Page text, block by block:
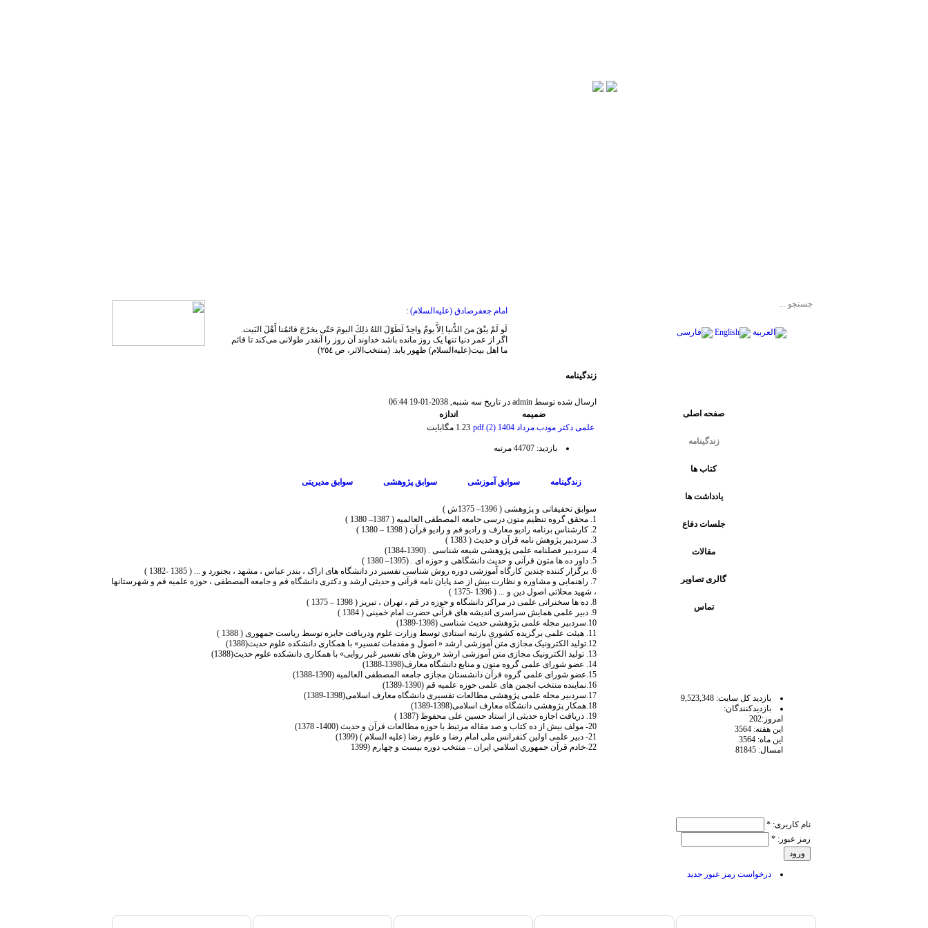
امام جعفرصادق (علیه‌السلام) :
لَو لَمْ یبْقَ منَ الدُّنیا اِلاَّ یومٌ واحِدٌ لَطَوّلَ اللهُ ذلِكَ الیومَ حَتّی یخرُجَ قائمُنا أَهْلَ البَیت.
اگر از عمر دنیا تنها یک روز مانده باشد خداوند آن روز را آنقدر طولانی می‌کند تا قائم
ما اهل بیت(علیه‌السلام) ظهور یابد. (منتخب‌الاثر، ص ٢٥٤)
صفحه اصلی
زندگینامه
کتاب ها
يادداشت ها
جلسات دفاع
مقالات
گالری تصاویر
تماس
بازديد كل سايت: 9,523,348
بازديدكنندگان:
امروز:202
اين هفته: 3564
اين ماه: 3564
امسال: 81845
نام کاربری: *
رمز عبور: *
درخواست رمز عبور جدید
زندگینامه
ارسال شده توسط admin در تاریخ سه شنبه, 2038-01-19 06:44
ضمیمه
اندازه
علمی دکتر مودب مرداد 1404 (2).pdf
1.23 مگابایت
بازدید: 44707 مرتبه
زندگینامه سوابق آموزشی سوابق پژوهشی سوابق مدیریتی
سوابق تحقیقاتی و پژوهشی ( 1396– 1375ش )
1. محقق گروه تنظیم متون درسی جامعه المصطفی العالمیه ( 1387– 1380 )
2. کارشناس برنامه رادیو معارف و رادیو قم و رادیو قرآن ( 1398 – 1380 )
3. سردبیر پژوهش نامه قرآن و حدیث ( 1383 )
4. سردبیر فصلنامه علمی پژوهشی شیعه شناسی . (1390-1384)
5. داور ده ها متون قرآنی و حدیث دانشگاهی و حوزه ای . (1395– 1380 )
6. برگزار کننده چندین کارگاه آموزشی دوره روش شناسی تفسیر در دانشگاه های اراک ، بندر عباس ، مشهد ، بجنورد و ... ( 1385 -1382 )
7. راهنمایی و مشاوره و نظارت بیش از صد پایان نامه قرآنی و حدیثی ارشد و دکتری دانشگاه قم و جامعه المصطفی ، حوزه علمیه قم و شهرستانها
، شهید محلاتی اصول دین و ... ( 1396 -1375 )
8. ده ها سخنرانی علمی در مراکز دانشگاه و حوزه در قم ، تهران ، تبریز ( 1398 – 1375 )
9. دبیر علمی همایش سراسری اندیشه های قرآنی حضرت امام خمینی ( 1384 )
10.سردبیر مجله علمی پژوهشی حدیث شناسی (1398-1389)
11. هیئت علمی برگزیده کشوری بارتبه استادی توسط وزارت علوم ودریافت جایزه توسط ریاست جمهوری ( 1388 )
12.تولید الکترونیک مجازی متن آموزشی ارشد « اصول و مقدمات تفسیر» با همکاری دانشکده علوم حدیث(1388)
13. تولید الکترونیک مجازی متن آموزشی ارشد «روش های تفسیر غیر روایی» با همکاری دانشکده علوم حدیث(1388)
14. عضو شورای علمی گروه متون و منابع دانشگاه معارف(1398-1388)
15.عضو شورای علمی گروه قرآن دانشستان مجازی جامعه المصطفی العالمیه (1390-1388)
16.نماینده منتخب انجمن های علمی حوزه علمیه قم (1390-1389)
17.سردبیر مجله علمی پژوهشی مطالعات تفسیری دانشگاه معارف اسلامی(1398-1389)
18.همکار پژوهشی دانشگاه معارف اسلامی(1398-1389)
19. دریافت اجازه حدیثی از استاد حسین علی محفوظ (1387 )
20- مولف بیش از ده کتاب و صد مقاله مرتبط با حوزه مطالعات قرآن و حدیث (1400- 1378)
21- دبیر علمی اولین کنفرانس ملی امام رضا و علوم رضا (علیه السلام ) (1399)
22-خادم قرآن جمهوري اسلامي ايران – منتخب دوره بيست و چهارم (1399